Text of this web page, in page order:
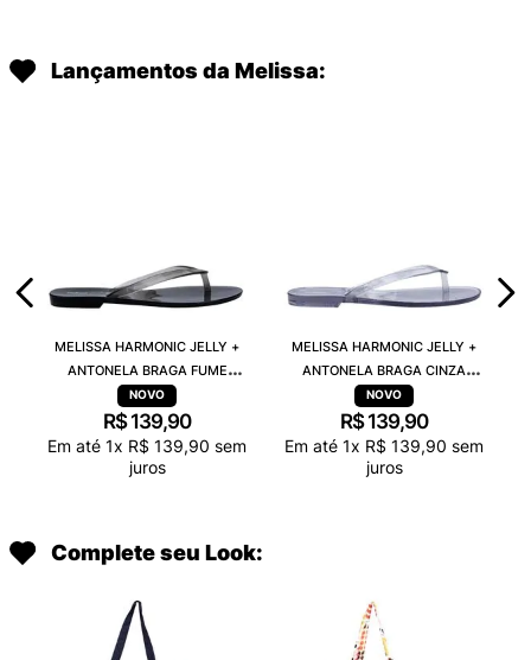
Lançamentos da Melissa:
MELISSA HARMONIC JELLY +
ANTONELA BRAGA FUME
TRANSPARENTE 38263
R$ 139,90
Em até 1x R$ 139,90 sem
juros
MELISSA HARMONIC JELLY +
ANTONELA BRAGA CINZA
TRANSPARENTE 38263
R$ 139,90
Em até 1x R$ 139,90 sem
juros
Complete seu Look: